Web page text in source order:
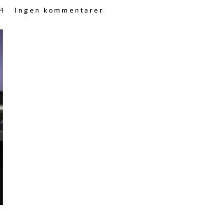
Ingen kommentarer